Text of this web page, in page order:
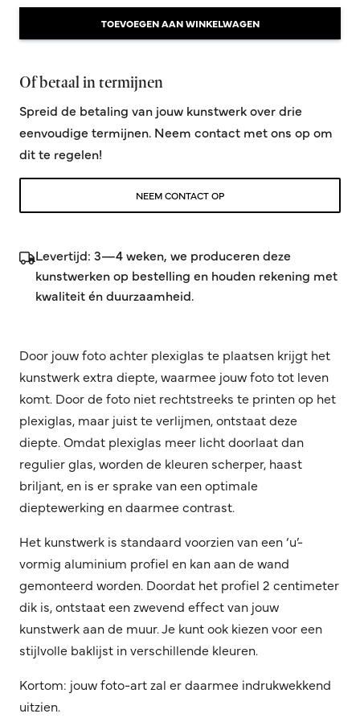
TOEVOEGEN AAN WINKELWAGEN
Of betaal in termijnen
Spreid de betaling van jouw kunstwerk over drie
eenvoudige termijnen. Neem contact met ons op om
dit te regelen!
NEEM CONTACT OP
Levertijd: 3—4 weken, we produceren deze
kunstwerken op bestelling en houden rekening met
kwaliteit én duurzaamheid.
Door jouw foto achter plexiglas te plaatsen krijgt het
kunstwerk extra diepte, waarmee jouw foto tot leven
komt. Door de foto niet rechtstreeks te printen op het
plexiglas, maar juist te verlijmen, ontstaat deze
diepte. Omdat plexiglas meer licht doorlaat dan
regulier glas, worden de kleuren scherper, haast
briljant, en is er sprake van een optimale
dieptewerking en daarmee contrast.
Het kunstwerk is standaard voorzien van een ‘u’-
vormig aluminium profiel en kan aan de wand
gemonteerd worden. Doordat het profiel 2 centimeter
dik is, ontstaat een zwevend effect van jouw
kunstwerk aan de muur. Je kunt ook kiezen voor een
stijlvolle baklijst in verschillende kleuren.
Kortom: jouw foto-art zal er daarmee indrukwekkend
uitzien.